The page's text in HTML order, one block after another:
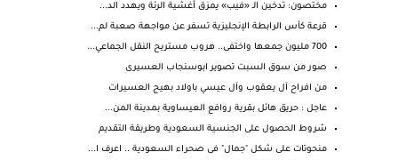
مختصون: تدخين الـ «فيب» يمزق أغشية الرئة ويهدد الد...
قرعة كأس الرابطة الإنجليزية تسفر عن مواجهة صعبة لم...
700 مليون جمعها واختفى.. هروب مستريح النقل الجماعي...
صور من سوق السبت تصوير ابوسنجاب العسيرى
من افراح آل يعقوب وآل عيسي باولاد بهيج العسيرات
عاجل : حريق هائل بقرية روافع العيساوية بمدينة المن...
شروط الحصول على الجنسية السعودية وطريقة التقديم
منحوتات على شكل "جمال" فى صحراء السعودية .. اعرف ا...